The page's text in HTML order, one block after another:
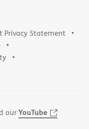
Privacy Statement
ourYouTube